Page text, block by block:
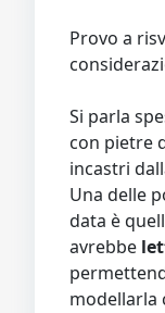
Provo a
Si parla
con pietre
incastri
Una delle
data è
avrebbe
modellarla